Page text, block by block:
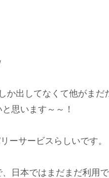
か出してなくて他がまだ
思います～～！
ーサービスらしいです。
日本ではまだまだ利用